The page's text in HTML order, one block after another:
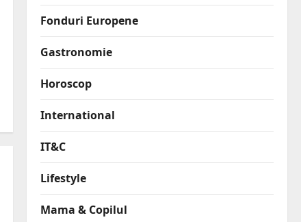
Fonduri Europene
Gastronomie
Horoscop
International
IT&C
Lifestyle
Mama & Copilul